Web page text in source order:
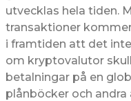
utvecklas hela tiden.
transaktioner
i framtiden att det
om kryptovalutor
betalningar på en
plånböcker och